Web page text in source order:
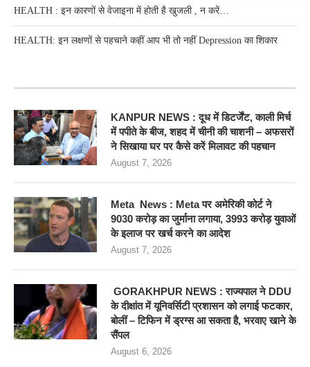
HEALTH : इन कारणों से वेजाइना में होती है खुजली , न करें…
HEALTH: इन लक्षणों से पहचाने कहीं आप भी तो नहीं Depression का शिकार
KANPUR NEWS : दूध में डिटर्जेंट, काली मिर्च
में पपीते के बीज, शहद में चीनी की चाशनी – अफसरों
ने सिखाया घर पर कैसे करें मिलावट की पहचान
August 7, 2026
Meta News : Meta पर अमेरिकी कोर्ट ने
9030 करोड़ का जुर्माना लगाया, 3993 करोड़ युवाओं
के इलाज पर खर्च करने का आदेश
August 7, 2026
GORAKHPUR NEWS : राज्यपाल ने DDU
के दीक्षांत में यूनिवर्सिटी प्रशासन को लगाई फटकार,
बोलीं – टिफिन में ड्रग्स आ सकता है, भरवाए खाने के
सैंपल
August 6, 2026